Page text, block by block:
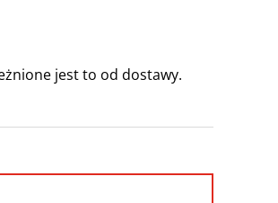
jest to od dostawy.